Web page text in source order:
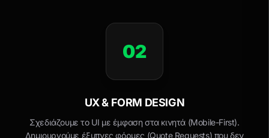
02
UX & FORM DESIGN
Σχεδιάζουμε το UI με έμφαση στα κινητά (Mobile-First).
Δημιουργούμε έξυπνες φόρμες (Quote Requests) που δεν